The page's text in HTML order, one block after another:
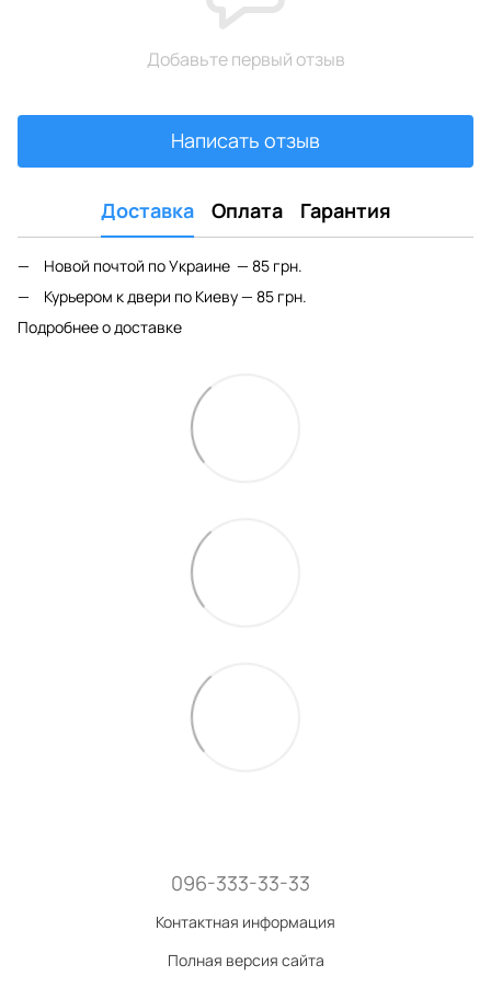
Добавьте первый отзыв
Написать отзыв
Доставка Оплата Гарантия
Новой почтой по Украине — 85 грн.
Курьером к двери по Киеву — 85 грн.
Подробнее о доставке
096-333-33-33
Контактная информация
Полная версия сайта